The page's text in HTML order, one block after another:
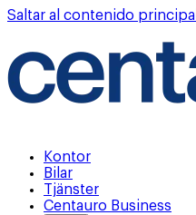
Saltar al contenido principal
Kontor
Bilar
Tjänster
Centauro Business